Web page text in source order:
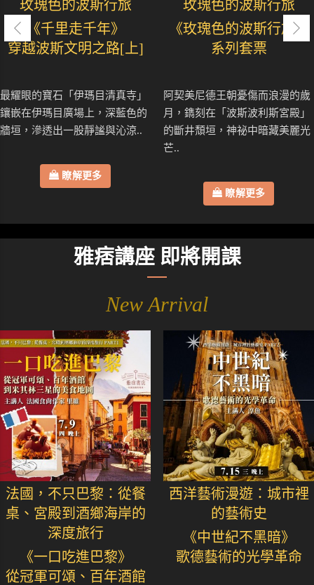
玫瑰色的波斯行旅
《千里走千年》
穿越波斯文明之路[上]
最耀眼的寶石「伊瑪目清真寺」
鑲嵌在伊瑪目廣場上，深藍色的
牆垣，滲透出一股靜謐與沁涼..
瞭解更多
玫瑰色的波斯行旅
《玫瑰色的波斯行旅》
系列套票
阿契美尼德王朝憂傷而浪漫的歲
月，鐫刻在「波斯波利斯宮殿」
的斷井頹垣，神祕中暗藏美麗光
芒..
瞭解更多
雅痞講座 即將開課
New Arrival
法國，不只巴黎：從餐
桌、宮殿到酒鄉海岸的
深度旅行
《一口吃進巴黎》
從冠軍可頌、百年酒館
西洋藝術漫遊：城市裡
的藝術史
《中世紀不黑暗》
歌德藝術的光學革命